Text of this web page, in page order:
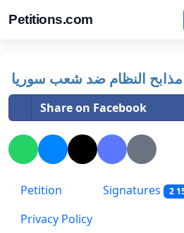
Petitions.com
مذابح النظام ضد شعب سوريا
Share on Facebook
Petition Signatures 2
Privacy Policy